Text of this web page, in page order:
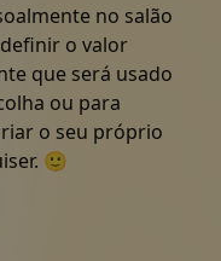
no salão
o valor
que será usado
ou para
o seu próprio
🙂